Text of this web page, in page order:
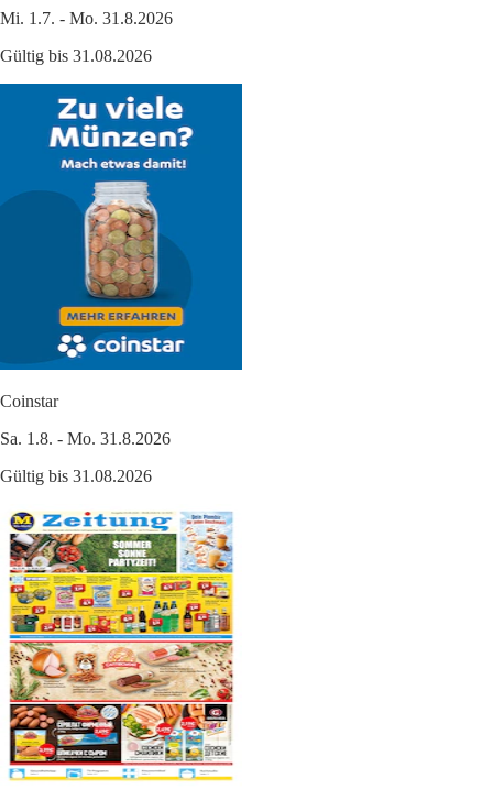
Mi. 1.7. - Mo. 31.8.2026
Gültig bis 31.08.2026
Coinstar
Sa. 1.8. - Mo. 31.8.2026
Gültig bis 31.08.2026